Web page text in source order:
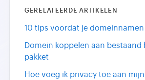
GERELATEERDE ARTIKELEN
10 tips voordat je
Domein koppelen aan bestaand
pakket
Hoe voeg ik privacy toe aan